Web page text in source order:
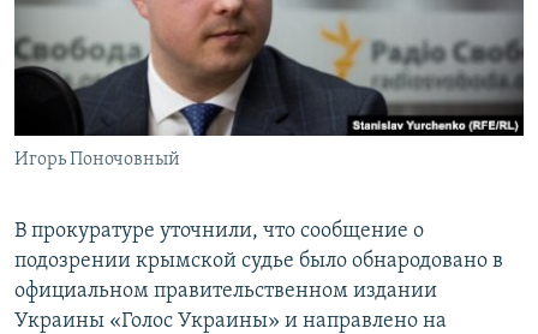
Игорь Поночовный
В прокуратуре уточнили, что сообщение о
подозрении крымской судье было обнародовано в
официальном правительственном издании
Украины «Голос Украины» и направлено на